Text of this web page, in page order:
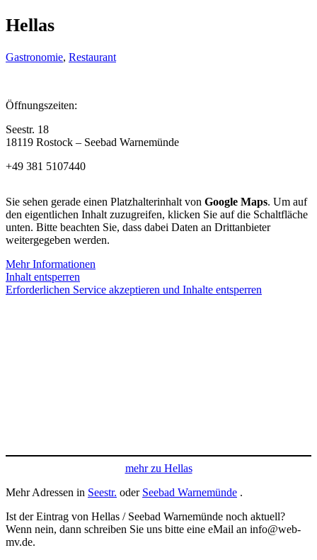
Hellas
Gastronomie, Restaurant
Öffnungszeiten:
Seestr. 18
18119 Rostock – Seebad Warnemünde
+49 381 5107440
Sie sehen gerade einen Platzhalterinhalt von Google Maps. Um auf
den eigentlichen Inhalt zuzugreifen, klicken Sie auf die Schaltfläche
unten. Bitte beachten Sie, dass dabei Daten an Drittanbieter
weitergegeben werden.
Mehr Informationen
Inhalt entsperren
Erforderlichen Service akzeptieren und Inhalte entsperren
mehr zu Hellas
Mehr Adressen in Seestr. oder Seebad Warnemünde .
Ist der Eintrag von Hellas / Seebad Warnemünde noch aktuell?
Wenn nein, dann schreiben Sie uns bitte eine eMail an info@web-
mv.de.